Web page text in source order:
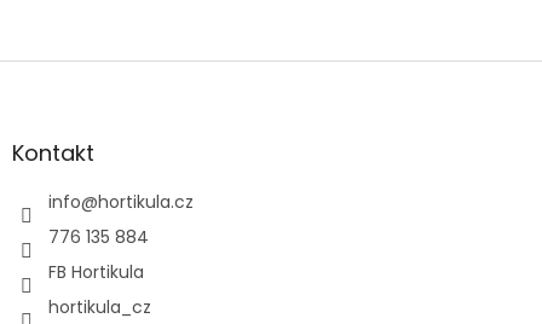
Z
aKontakt
info@hortikula.cz
776 135 884
FB Hortikula
hortikula_cz